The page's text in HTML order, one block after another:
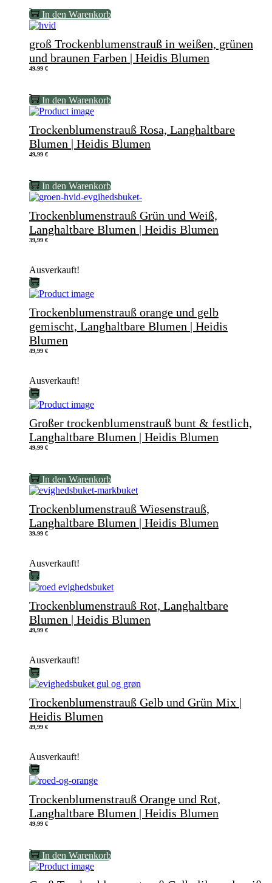
In den Warenkorb
groß Trockenblumenstrauß in weißen, grünen
und braunen Farben | Heidis Blumen
49,99 €
In den Warenkorb
Trockenblumenstrauß Rosa, Langhaltbare
Blumen | Heidis Blumen
49,99 €
In den Warenkorb
Trockenblumenstrauß Grün und Weiß,
Langhaltbare Blumen | Heidis Blumen
39,99 €
Ausverkauft!
Trockenblumenstrauß orange und gelb
gemischt, Langhaltbare Blumen | Heidis
Blumen
49,99 €
Ausverkauft!
Großer trockenblumenstrauß bunt & festlich,
Langhaltbare Blumen | Heidis Blumen
49,99 €
In den Warenkorb
Trockenblumenstrauß Wiesenstrauß,
Langhaltbare Blumen | Heidis Blumen
39,99 €
Ausverkauft!
Trockenblumenstrauß Rot, Langhaltbare
Blumen | Heidis Blumen
49,99 €
Ausverkauft!
Trockenblumenstrauß Gelb und Grün Mix |
Heidis Blumen
49,99 €
Ausverkauft!
Trockenblumenstrauß Orange und Rot,
Langhaltbare Blumen | Heidis Blumen
49,99 €
In den Warenkorb